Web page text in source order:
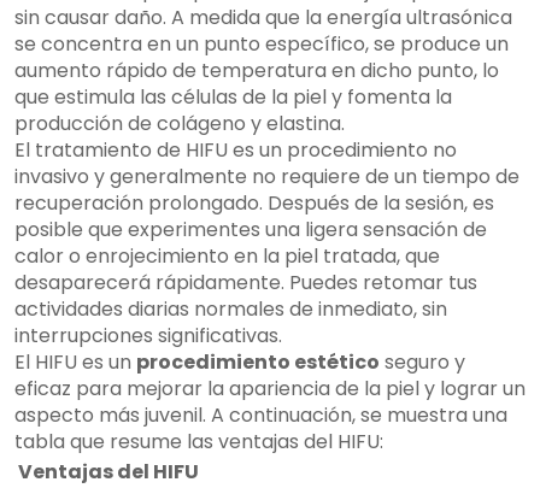
sin causar daño. A medida que la energía ultrasónica
se concentra en un punto específico, se produce un
aumento rápido de temperatura en dicho punto, lo
que estimula las células de la piel y fomenta la
producción de colágeno y elastina.
El tratamiento de HIFU es un procedimiento no
invasivo y generalmente no requiere de un tiempo de
recuperación prolongado. Después de la sesión, es
posible que experimentes una ligera sensación de
calor o enrojecimiento en la piel tratada, que
desaparecerá rápidamente. Puedes retomar tus
actividades diarias normales de inmediato, sin
interrupciones significativas.
El HIFU es un procedimiento estético seguro y
eficaz para mejorar la apariencia de la piel y lograr un
aspecto más juvenil. A continuación, se muestra una
tabla que resume las ventajas del HIFU:
Ventajas del HIFU